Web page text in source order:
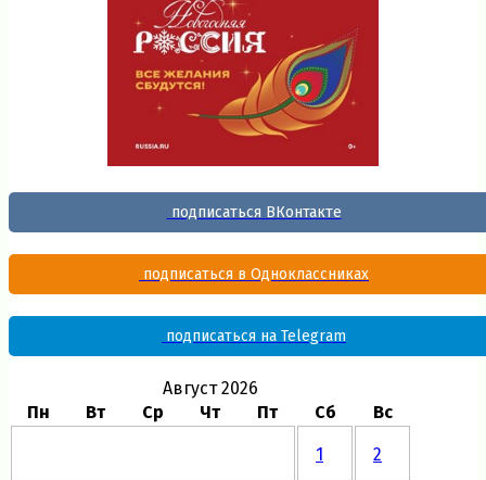
подписаться ВКонтакте
подписаться в Одноклассниках
подписаться на Telegram
Август 2026
Пн
Вт Ср Чт Пт Сб Вс
1 2